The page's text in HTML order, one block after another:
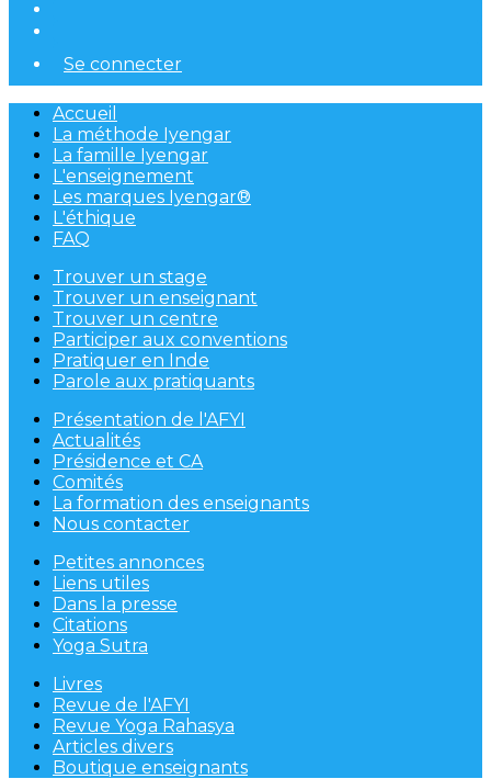
Se connecter
Accueil
La méthode Iyengar
La famille Iyengar
L'enseignement
Les marques Iyengar®
L'éthique
FAQ
Trouver un stage
Trouver un enseignant
Trouver un centre
Participer aux conventions
Pratiquer en Inde
Parole aux pratiquants
Présentation de l'AFYI
Actualités
Présidence et CA
Comités
La formation des enseignants
Nous contacter
Petites annonces
Liens utiles
Dans la presse
Citations
Yoga Sutra
Livres
Revue de l'AFYI
Revue Yoga Rahasya
Articles divers
Boutique enseignants